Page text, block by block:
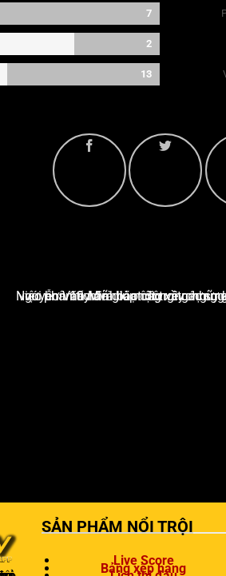
7
2
13
Nguyễn Văn Minh là một trong những chuyên gia hàng đầu về báo cáo tin tức thể thao tại Việt Nam, với hơn 10 năm hoạt
SẢN PHẨM NỔI TRỘI
Live Score
Bảng xếp hạng